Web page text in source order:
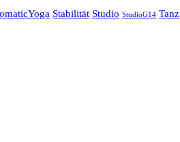
Stabilität Studio StudioG14 Tanz